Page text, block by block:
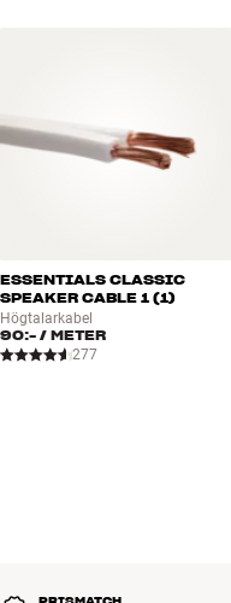
ESSENTIALS CLASSIC
SPEAKER CABLE 1 (1)
Högtalarkabel
90:- / METER
277